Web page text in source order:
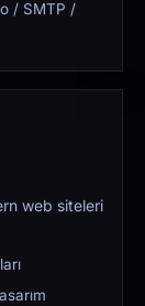
/ SMTP /
web siteleri